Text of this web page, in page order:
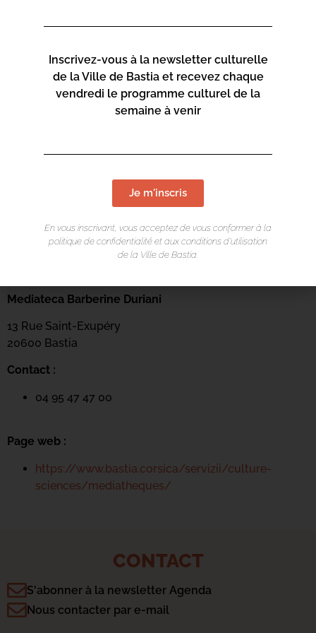
Mediateca Barberine Duriani
13 Rue Saint-Exupéry
20600 Bastia
Contact :
04 95 47 47 00
Page web :
https://www.bastia.corsica/servizii/culture-
sciences/mediatheques/
CONTACT
S'abonner à la newsletter Agenda
Nous contacter par e-mail
Inscrivez-vous à la newsletter culturelle
de la Ville de Bastia et recevez chaque
vendredi le programme culturel de la
semaine à venir
Je m'inscris
En vous inscrivant, vous acceptez de vous conformer à la
politique de confidentialité et aux conditions d’utilisation
de la Ville de Bastia.